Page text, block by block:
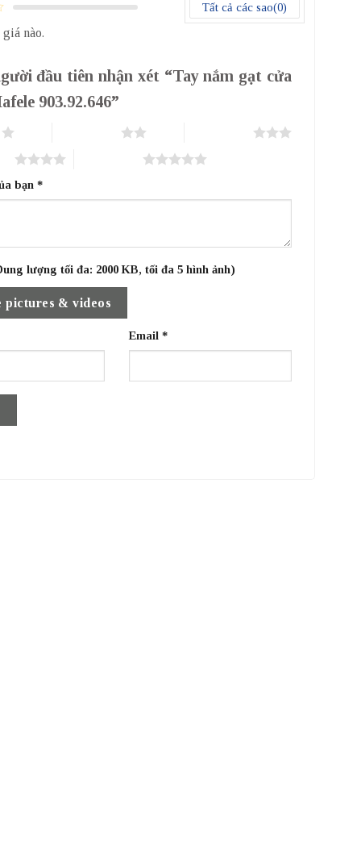
Tất cả các sao(0)
nào.
đầu tiên nhận xét “Tay nắm gạt cửa
903.92.646”
bạn*
lượng tối đa: 2000 KB, tối đa 5 hình ảnh)
pictures & videos
Email *